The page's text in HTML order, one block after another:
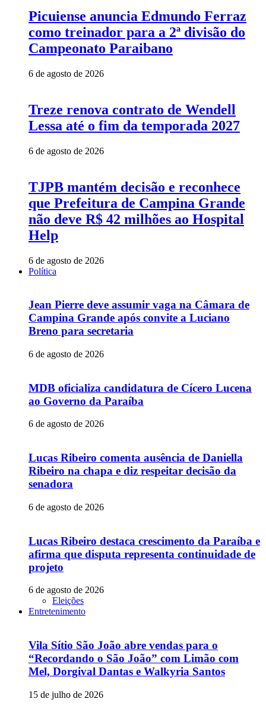
Picuiense anuncia Edmundo Ferraz
como treinador para a 2ª divisão do
Campeonato Paraibano
6 de agosto de 2026
Treze renova contrato de Wendell
Lessa até o fim da temporada 2027
6 de agosto de 2026
TJPB mantém decisão e reconhece
que Prefeitura de Campina Grande
não deve R$ 42 milhões ao Hospital
Help
6 de agosto de 2026
Política
Jean Pierre deve assumir vaga na Câmara de
Campina Grande após convite a Luciano
Breno para secretaria
6 de agosto de 2026
MDB oficializa candidatura de Cícero Lucena
ao Governo da Paraíba
6 de agosto de 2026
Lucas Ribeiro comenta ausência de Daniella
Ribeiro na chapa e diz respeitar decisão da
senadora
6 de agosto de 2026
Lucas Ribeiro destaca crescimento da Paraíba e
afirma que disputa representa continuidade de
projeto
6 de agosto de 2026
Eleições
Entretenimento
Vila Sítio São João abre vendas para o
“Recordando o São João” com Limão com
Mel, Dorgival Dantas e Walkyria Santos
15 de julho de 2026